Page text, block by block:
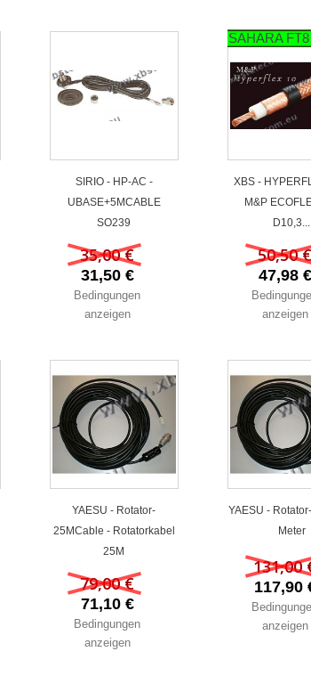
SIRIO - HP-AC -
UBASE+5MCABLE
SO239
35,00 €
31,50 €
Bedingungen
anzeigen
SAHARA
XBS -
M&P
D10,3...
50,50
47,98 €
anzeigen
YAESU - Rotator-
25MCable - Rotatorkabel
25M
79,00 €
71,10 €
Bedingungen
anzeigen
YAESU -
Meter
131,00
117,90
anzeigen